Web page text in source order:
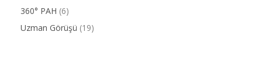
360° PAH (6)
Uzman Görüşü (19)